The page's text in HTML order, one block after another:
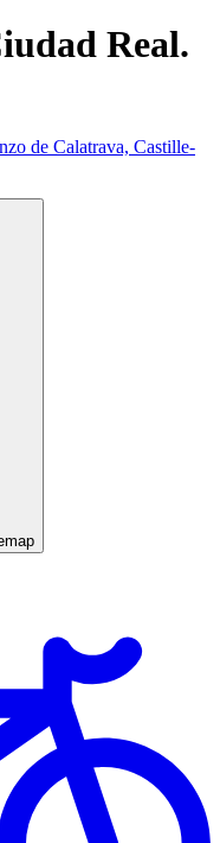
Real.
de Calatrava, Castille-